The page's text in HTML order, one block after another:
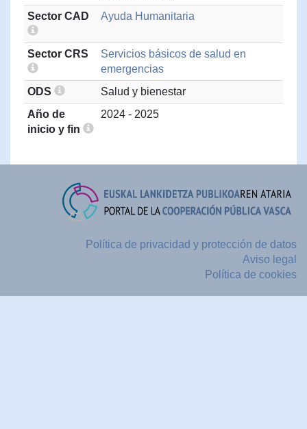
Sector CAD
Ayuda Humanitaria
Sector CRS
Servicios básicos de salud en
emergencias
ODS
Salud y bienestar
Año de
inicio y fin
2024 - 2025
Política de privacidad y protección de datos
Aviso legal
Política de cookies